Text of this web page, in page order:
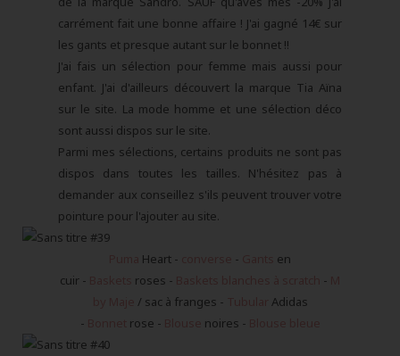
carrément fait une bonne affaire ! J'ai gagné 14€ sur
les gants et presque autant sur le bonnet !!
J'ai fais un sélection pour femme mais aussi pour
enfant. J'ai d'ailleurs découvert la marque Tia Aïna
sur le site. La mode homme et une sélection déco
sont aussi dispos sur le site.
Parmi mes sélections, certains produits ne sont pas
dispos dans toutes les tailles. N'hésitez pas à
demander aux conseillez s'ils peuvent trouver votre
pointure pour l'ajouter au site.
Heart - -
en
cuir -
roses - -
/ sac à franges -
Adidas
-
rose - noires -